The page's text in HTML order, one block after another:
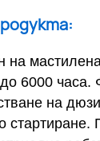
на
6000 часа.
на
стартиране.